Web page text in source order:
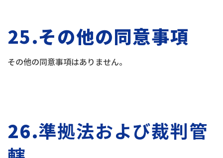
25.その他の同意事項
その他の同意事項はありません。
26.準拠法および裁判管